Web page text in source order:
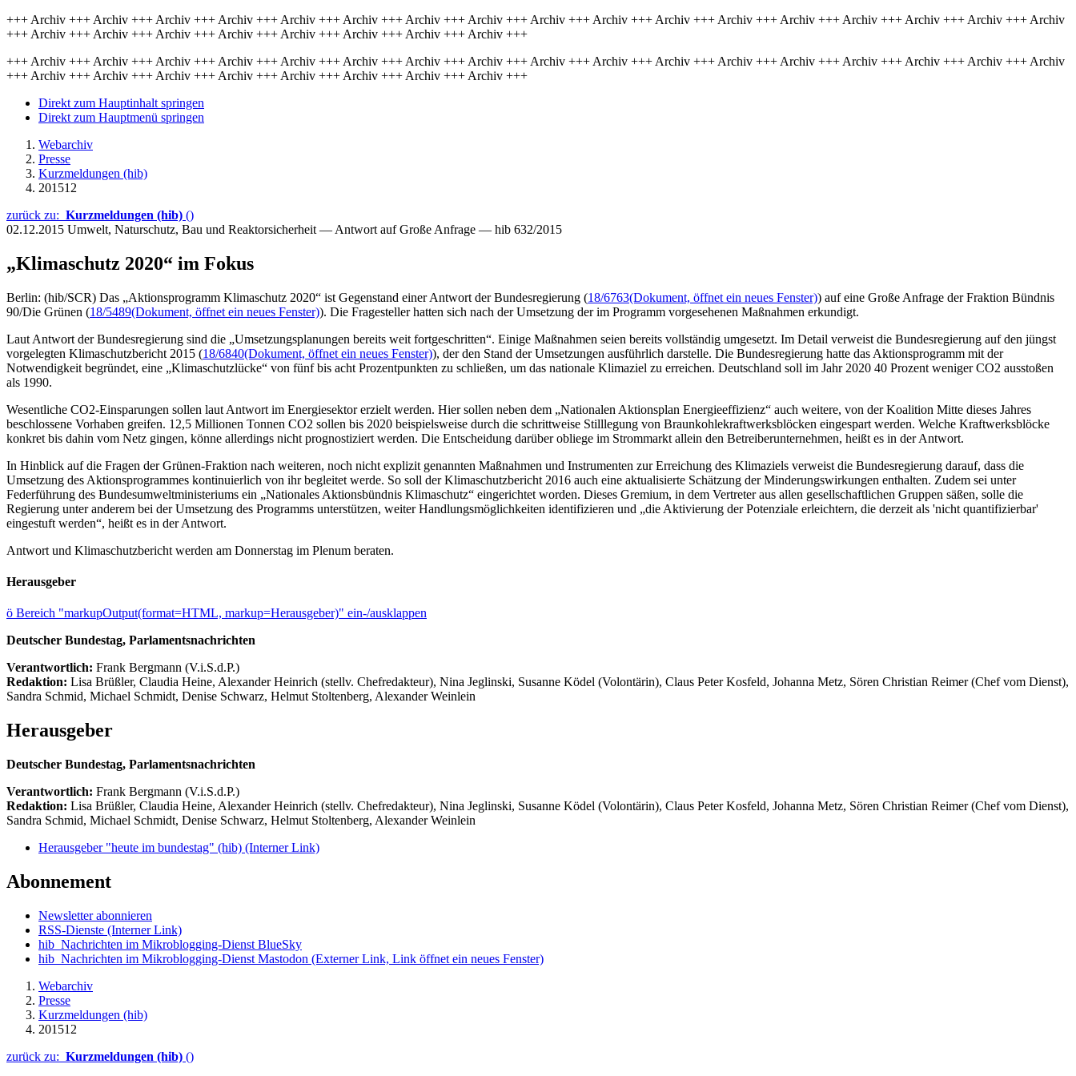
+++ Archiv +++ Archiv +++ Archiv +++ Archiv +++ Archiv +++ Archiv +++ Archiv +++ Archiv +++ Archiv +++ Archiv +++ Archiv +++ Archiv +++ Archiv +++ Archiv +++ Archiv +++ Archiv +++ Archiv
+++ Archiv +++ Archiv +++ Archiv +++ Archiv +++ Archiv +++ Archiv +++ Archiv +++ Archiv +++
+++ Archiv +++ Archiv +++ Archiv +++ Archiv +++ Archiv +++ Archiv +++ Archiv +++ Archiv +++ Archiv +++ Archiv +++ Archiv +++ Archiv +++ Archiv +++ Archiv +++ Archiv +++ Archiv +++ Archiv
+++ Archiv +++ Archiv +++ Archiv +++ Archiv +++ Archiv +++ Archiv +++ Archiv +++ Archiv +++
Direkt zum Hauptinhalt springen
Direkt zum Hauptmenü springen
Webarchiv
Presse
Kurzmeldungen (hib)
201512
zurück zu: Kurzmeldungen (hib) ()
02.12.2015 Umwelt, Naturschutz, Bau und Reaktorsicherheit — Antwort auf Große Anfrage — hib 632/2015
„Klimaschutz 2020“ im Fokus
Berlin: (hib/SCR) Das „Aktionsprogramm Klimaschutz 2020“ ist Gegenstand einer Antwort der Bundesregierung (18/6763(Dokument, öffnet ein neues Fenster)) auf eine Große Anfrage der Fraktion Bündnis
90/Die Grünen (18/5489(Dokument, öffnet ein neues Fenster)). Die Fragesteller hatten sich nach der Umsetzung der im Programm vorgesehenen Maßnahmen erkundigt.
Laut Antwort der Bundesregierung sind die „Umsetzungsplanungen bereits weit fortgeschritten“. Einige Maßnahmen seien bereits vollständig umgesetzt. Im Detail verweist die Bundesregierung auf den jüngst
vorgelegten Klimaschutzbericht 2015 (18/6840(Dokument, öffnet ein neues Fenster)), der den Stand der Umsetzungen ausführlich darstelle. Die Bundesregierung hatte das Aktionsprogramm mit der
Notwendigkeit begründet, eine „Klimaschutzlücke“ von fünf bis acht Prozentpunkten zu schließen, um das nationale Klimaziel zu erreichen. Deutschland soll im Jahr 2020 40 Prozent weniger CO2 ausstoßen
als 1990.
Wesentliche CO2-Einsparungen sollen laut Antwort im Energiesektor erzielt werden. Hier sollen neben dem „Nationalen Aktionsplan Energieeffizienz“ auch weitere, von der Koalition Mitte dieses Jahres
beschlossene Vorhaben greifen. 12,5 Millionen Tonnen CO2 sollen bis 2020 beispielsweise durch die schrittweise Stilllegung von Braunkohlekraftwerksblöcken eingespart werden. Welche Kraftwerksblöcke
konkret bis dahin vom Netz gingen, könne allerdings nicht prognostiziert werden. Die Entscheidung darüber obliege im Strommarkt allein den Betreiberunternehmen, heißt es in der Antwort.
In Hinblick auf die Fragen der Grünen-Fraktion nach weiteren, noch nicht explizit genannten Maßnahmen und Instrumenten zur Erreichung des Klimaziels verweist die Bundesregierung darauf, dass die
Umsetzung des Aktionsprogrammes kontinuierlich von ihr begleitet werde. So soll der Klimaschutzbericht 2016 auch eine aktualisierte Schätzung der Minderungswirkungen enthalten. Zudem sei unter
Federführung des Bundesumweltministeriums ein „Nationales Aktionsbündnis Klimaschutz“ eingerichtet worden. Dieses Gremium, in dem Vertreter aus allen gesellschaftlichen Gruppen säßen, solle die
Regierung unter anderem bei der Umsetzung des Programms unterstützen, weiter Handlungsmöglichkeiten identifizieren und „die Aktivierung der Potenziale erleichtern, die derzeit als 'nicht quantifizierbar'
eingestuft werden“, heißt es in der Antwort.
Antwort und Klimaschutzbericht werden am Donnerstag im Plenum beraten.
Herausgeber
ö Bereich "markupOutput(format=HTML, markup=Herausgeber)" ein-/ausklappen
Deutscher Bundestag, Parlamentsnachrichten
Verantwortlich: Frank Bergmann (V.i.S.d.P.)
Redaktion: Lisa Brüßler, Claudia Heine, Alexander Heinrich (stellv. Chefredakteur), Nina Jeglinski, Susanne Ködel (Volontärin), Claus Peter Kosfeld, Johanna Metz, Sören Christian Reimer (Chef vom Dienst),
Sandra Schmid, Michael Schmidt, Denise Schwarz, Helmut Stoltenberg, Alexander Weinlein
Herausgeber
Deutscher Bundestag, Parlamentsnachrichten
Verantwortlich: Frank Bergmann (V.i.S.d.P.)
Redaktion: Lisa Brüßler, Claudia Heine, Alexander Heinrich (stellv. Chefredakteur), Nina Jeglinski, Susanne Ködel (Volontärin), Claus Peter Kosfeld, Johanna Metz, Sören Christian Reimer (Chef vom Dienst),
Sandra Schmid, Michael Schmidt, Denise Schwarz, Helmut Stoltenberg, Alexander Weinlein
Herausgeber "heute im bundestag" (hib) (Interner Link)
Abonnement
Newsletter abonnieren
RSS-Dienste (Interner Link)
hib_Nachrichten im Mikroblogging-Dienst BlueSky
hib_Nachrichten im Mikroblogging-Dienst Mastodon (Externer Link, Link öffnet ein neues Fenster)
Webarchiv
Presse
Kurzmeldungen (hib)
201512
zurück zu: Kurzmeldungen (hib) ()